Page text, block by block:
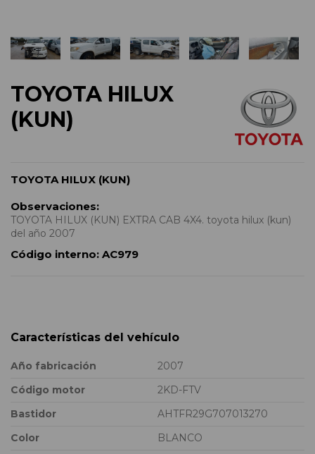
TOYOTA HILUX
(KUN)
TOYOTA HILUX (KUN)
Observaciones:
TOYOTA HILUX (KUN) EXTRA CAB 4X4. toyota hilux (kun)
del año 2007
Código interno: AC979
Características del vehículo
Año fabricación
2007
Código motor
2KD-FTV
Bastidor
AHTFR29G707013270
Color
BLANCO